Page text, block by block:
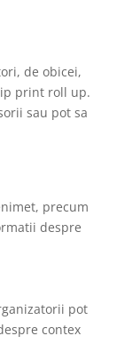
de obicei,
print roll up.
sau pot sa
precum
despre
pot
contex